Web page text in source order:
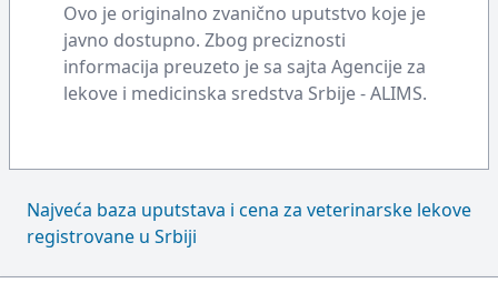
Ovo je originalno zvanično uputstvo koje je
javno dostupno. Zbog preciznosti
informacija preuzeto je sa sajta Agencije za
lekove i medicinska sredstva Srbije - ALIMS.
Najveća baza uputstava i cena za veterinarske lekove
registrovane u Srbiji